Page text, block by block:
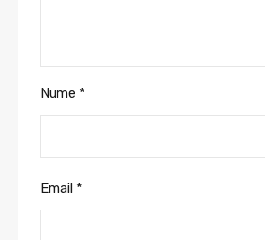
Nume *
Email *